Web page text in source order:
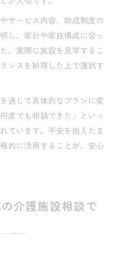
サービス内容、助成制度の
し、家計や家族構成に合っ
、実際に施設を見学するこ
ンスを納得した上で選択す
通じて具体的なプランに変
度でも相談できた」といっ
ています。不安を抱えたま
的に活用することが、安心
介護施設相談で